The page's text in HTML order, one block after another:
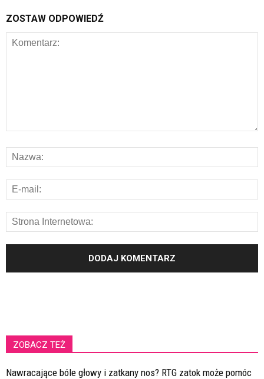
ZOSTAW ODPOWIEDŹ
ZOBACZ TEŻ
Nawracające bóle głowy i zatkany nos? RTG zatok może pomóc